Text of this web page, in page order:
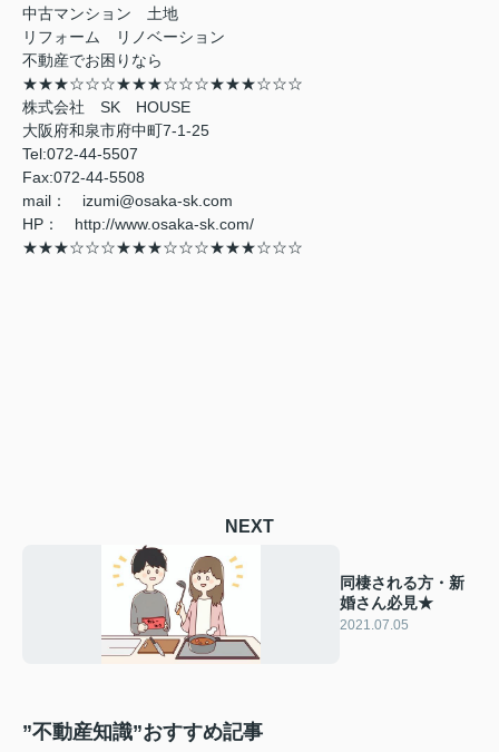
中古マンション 土地
リフォーム リノベーション
不動産でお困りなら
★★★☆☆☆★★★☆☆☆★★★☆☆☆
株式会社 SK HOUSE
大阪府和泉市府中町7-1-25
Tel:072-44-5507
Fax:072-44-5508
mail： izumi@osaka-sk.com
HP： http://www.osaka-sk.com/
★★★☆☆☆★★★☆☆☆★★★☆☆☆
NEXT
同棲される方・新
婚さん必見★
2021.07.05
”不動産知識”おすすめ記事